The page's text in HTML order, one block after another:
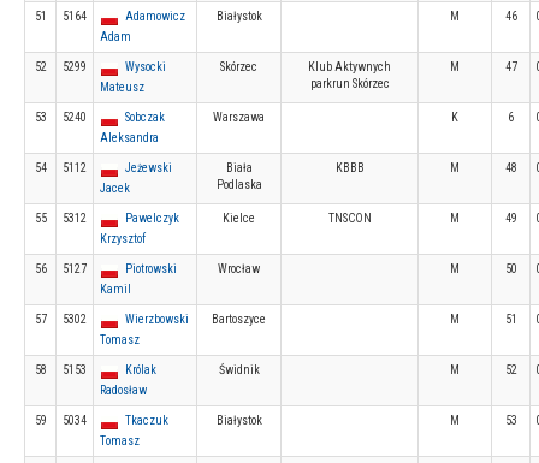
51 5164
Adamowicz
Adam
Białystok M 46
52 5299
Wysocki
Mateusz
Skórzec
Klub Aktywnych
parkrun Skórzec
M 47
53 5240
Sobczak
Aleksandra
Warszawa K 6
54 5112
Jeżewski
Jacek
Biała
Podlaska
KBBB M 48
55 5312
Pawelczyk
Krzysztof
Kielce TNSCON M 49
56 5127
Piotrowski
Kamil
Wrocław M 50
57 5302
Wierzbowski
Tomasz
Bartoszyce M 51
58 5153
Królak
Radosław
Świdnik M 52
59 5034
Tkaczuk
Tomasz
Białystok M 53